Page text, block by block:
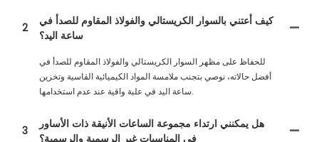
2
كيف أعتني بالسوار الكريستالي والفولاذ المقاوم للصدأ في
ساعة اليد؟
للحفاظ على مظهر السوار الكريستالي والفولاذ المقاوم للصدأ في
أفضل حالاته، نوصي بتجنب ملامسة المواد الكيميائية القاسية وتخزين
ساعة اليد في علبة واقية عند عدم استخدامها.
3
هل يمكنني ارتداء مجموعة الساعات الأنيقة ذات الأساور
في المناسبات غير الرسمية والرسمية؟